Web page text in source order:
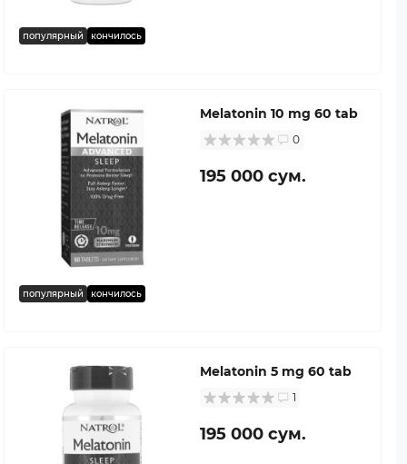
популярный кончилось
популярный кончилось
Melatonin 10 mg 60 tab
0
195 000 сум.
Melatonin 5 mg 60 tab
1
195 000 сум.